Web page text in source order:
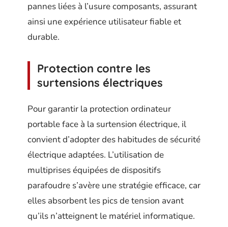
pannes liées à l’usure composants, assurant
ainsi une expérience utilisateur fiable et
durable.
Protection contre les
surtensions électriques
Pour garantir la protection ordinateur
portable face à la surtension électrique, il
convient d’adopter des habitudes de sécurité
électrique adaptées. L’utilisation de
multiprises équipées de dispositifs
parafoudre s’avère une stratégie efficace, car
elles absorbent les pics de tension avant
qu’ils n’atteignent le matériel informatique.